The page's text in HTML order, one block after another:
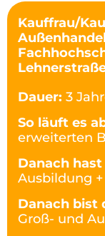
Kauffrau/
Dauer: 3
So läuft es
erweiterten
Danach hast
Ausbildung
Danach bist
Groß- und